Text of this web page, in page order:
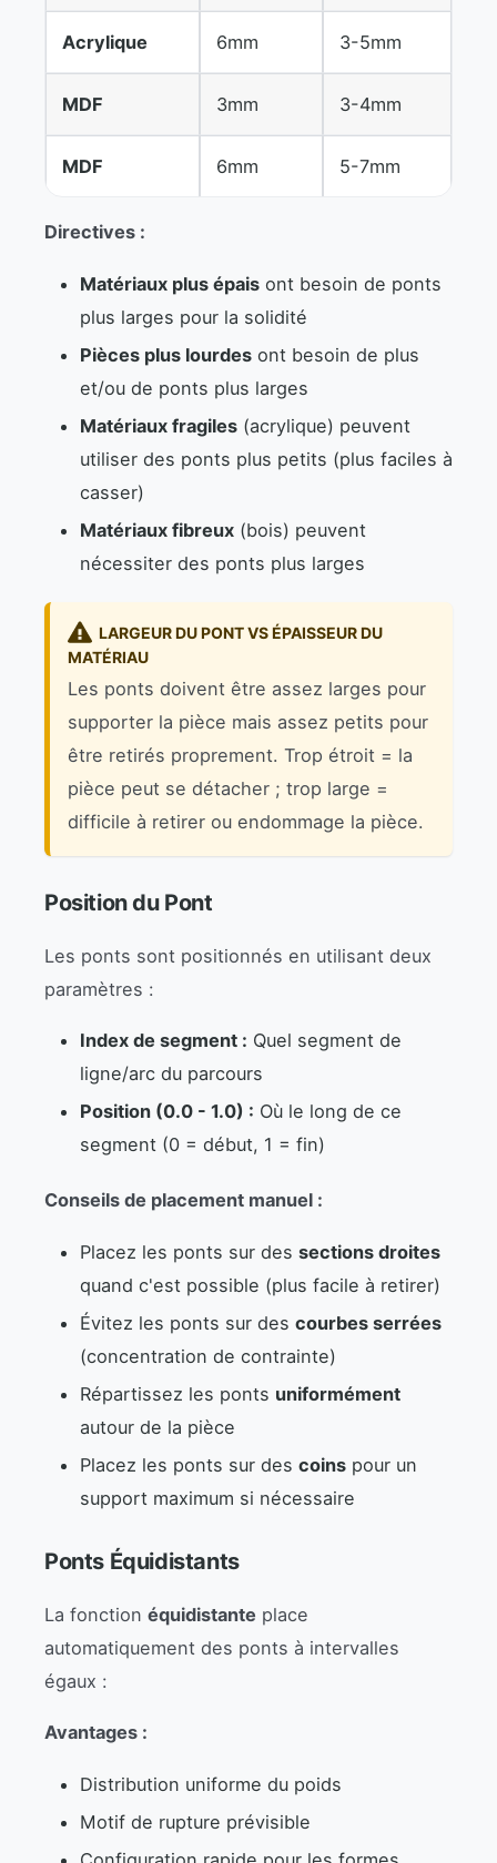
Acrylique 6mm 3-5mm
MDF 3mm 3-4mm
MDF 6mm 5-7mm
Directives :
Matériaux plus épais ont besoin de ponts
plus larges pour la solidité
Pièces plus lourdes ont besoin de plus
et/ou de ponts plus larges
Matériaux fragiles (acrylique) peuvent
utiliser des ponts plus petits (plus faciles à
casser)
Matériaux fibreux (bois) peuvent
nécessiter des ponts plus larges
LARGEUR DU PONT VS ÉPAISSEUR DU
MATÉRIAU
Les ponts doivent être assez larges pour
supporter la pièce mais assez petits pour
être retirés proprement. Trop étroit = la
pièce peut se détacher ; trop large =
difficile à retirer ou endommage la pièce.
Position du Pont
Les ponts sont positionnés en utilisant deux
paramètres :
Index de segment : Quel segment de
ligne/arc du parcours
Position (0.0 - 1.0) : Où le long de ce
segment (0 = début, 1 = fin)
Conseils de placement manuel :
Placez les ponts sur des sections droites
quand c'est possible (plus facile à retirer)
Évitez les ponts sur des courbes serrées
(concentration de contrainte)
Répartissez les ponts uniformément
autour de la pièce
Placez les ponts sur des coins pour un
support maximum si nécessaire
Ponts Équidistants
La fonction équidistante place
automatiquement des ponts à intervalles
égaux :
Avantages :
Distribution uniforme du poids
Motif de rupture prévisible